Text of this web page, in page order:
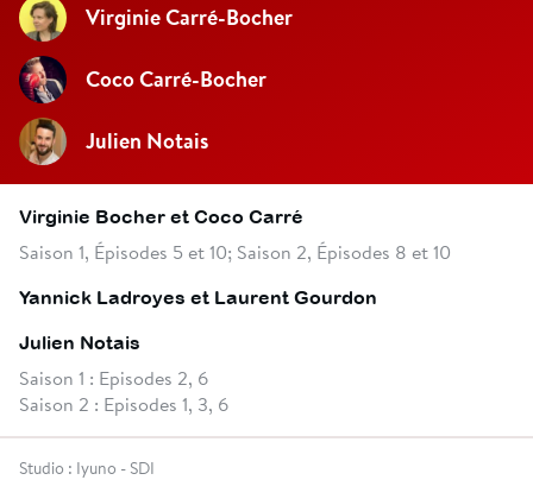
Virginie Carré-Bocher
Coco Carré-Bocher
Julien Notais
Virginie Bocher et Coco Carré
Saison 1, Épisodes 5 et 10; Saison 2, Épisodes 8 et 10
Yannick Ladroyes et Laurent Gourdon
Julien Notais
Saison 1 : Episodes 2, 6
Saison 2 : Episodes 1, 3, 6
Studio : Iyuno - SDI